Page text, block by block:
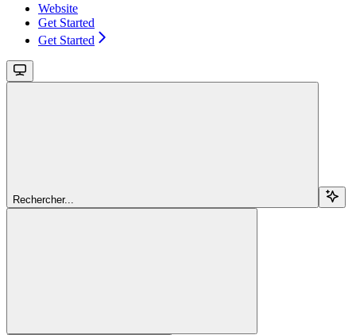
Website
Get Started
Get Started
Rechercher...